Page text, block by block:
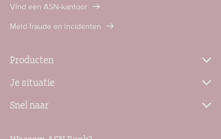
Vind een ASN-kantoor
Meld fraude en incidenten
Producten
Je situatie
Snel naar